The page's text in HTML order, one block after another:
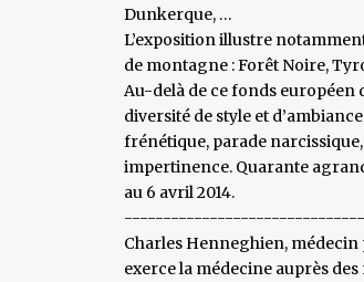
Dunkerque, …
L’exposition illustre
de montagne : Forêt Noire,
Au-delà de ce fonds européen
diversité de style et
frénétique, parade
impertinence. Quarante
au 6 avril 2014.
Charles Henneghien, médecin
exerce la médecine auprès des